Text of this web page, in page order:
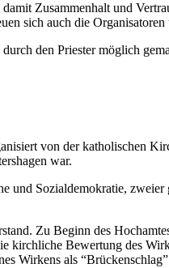
Zusammenhalt und
sich auch die
den Priester möglich
von der katholischen
war.
Sozialdemokratie,
Zu Beginn des
Bewertung des
Wirkens als